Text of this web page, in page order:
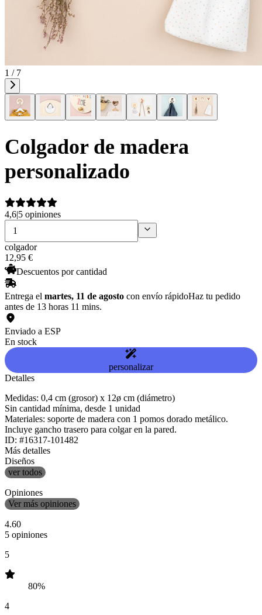
1 / 7
Colgador de madera
personalizado
4,6|5 opiniones
colgador
12,95 €
Descuentos por cantidad
Entrega el martes, 11 de agosto con envío rápidoHaz tu pedido
antes de 13 horas 11 mins.
Enviado a ESP
En stock
personalizar
Detalles
Medidas: 0,4 cm (grosor) x 12ø cm (diámetro)
Sin cantidad mínima, desde 1 unidad
Materiales: soporte de madera con 1 pomos dorado metálico.
Incluye gancho trasero para colgar en la pared.
ID: #16317-101482
Más detalles
Diseños
ver todos
Opiniones
Ver más opiniones
4.60
5 opiniones
5
80%
4